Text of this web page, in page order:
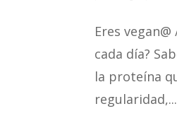
Eres
cada día?
la proteína
regularidad,...